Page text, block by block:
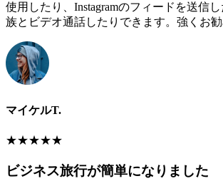
使用したり、Instagramのフィードを送信
族とビデオ通話したりできます。強くお
マイケルT.
★★★★★
ビジネス旅行が簡単になりました